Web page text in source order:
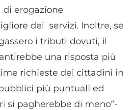
erogazione
dei servizi. Inoltre, se
i tributi dovuti, il
una risposta più
richieste dei cittadini in
più puntuali ed
si pagherebbe di meno”-